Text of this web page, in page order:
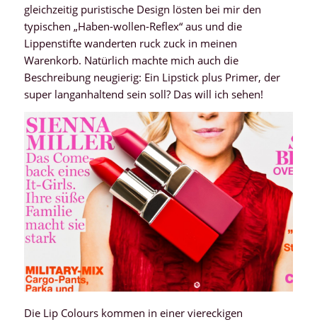
gleichzeitig puristische Design lösten bei mir den
typischen „Haben-wollen-Reflex“ aus und die
Lippenstifte wanderten ruck zuck in meinen
Warenkorb. Natürlich machte mich auch die
Beschreibung neugierig: Ein Lipstick plus Primer, der
super langanhaltend sein soll? Das will ich sehen!
Die Lip Colours kommen in einer viereckigen